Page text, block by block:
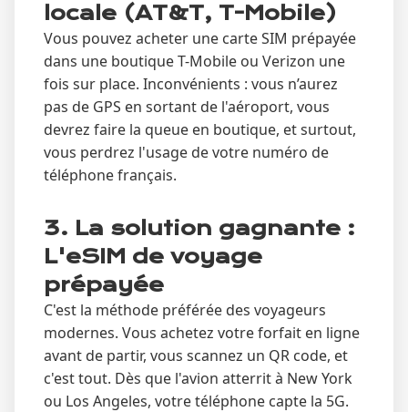
locale (AT&T, T-Mobile)
Vous pouvez acheter une carte SIM prépayée
dans une boutique T-Mobile ou Verizon une
fois sur place. Inconvénients : vous n’aurez
pas de GPS en sortant de l'aéroport, vous
devrez faire la queue en boutique, et surtout,
vous perdrez l'usage de votre numéro de
téléphone français.
3. La solution gagnante :
L'eSIM de voyage
prépayée
C'est la méthode préférée des voyageurs
modernes. Vous achetez votre forfait en ligne
avant de partir, vous scannez un QR code, et
c'est tout. Dès que l'avion atterrit à New York
ou Los Angeles, votre téléphone capte la 5G.